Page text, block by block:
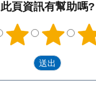
此頁資訊有幫助嗎?